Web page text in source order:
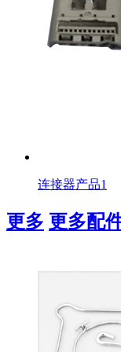
连接器产品1
更多 更多配